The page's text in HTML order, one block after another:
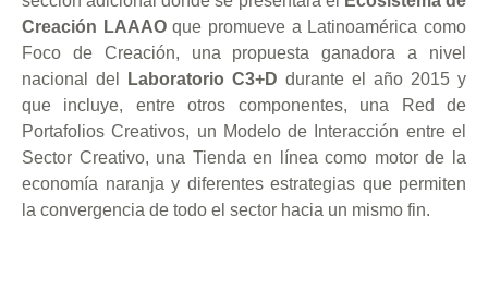
Creación LAAAOque promueve a Latinoamérica como
Foco de Creación, una propuesta ganadora a nivel
nacional del
Laboratorio C3+D durante el año 2015 y
que incluye, entre otros componentes, una Red de
Portafolios Creativos, un Modelo de Interacción entre el
Sector Creativo, una Tienda en línea como motor de la
economía naranja y diferentes estrategias que permiten
la convergencia de todo el sector hacia un mismo fin.